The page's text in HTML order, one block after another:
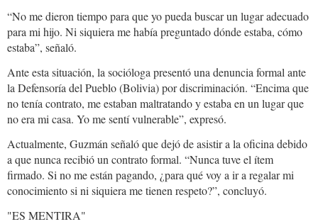
“No me dieron tiempo para que yo pueda buscar un lugar adecuado
para mi hijo. Ni siquiera me había preguntado dónde estaba, cómo
estaba”, señaló.
Ante esta situación, la socióloga presentó una denuncia formal ante
la Defensoría del Pueblo (Bolivia) por discriminación. “Encima que
no tenía contrato, me estaban maltratando y estaba en un lugar que
no era mi casa. Yo me sentí vulnerable”, expresó.
Actualmente, Guzmán señaló que dejó de asistir a la oficina debido
a que nunca recibió un contrato formal. “Nunca tuve el ítem
firmado. Si no me están pagando, ¿para qué voy a ir a regalar mi
conocimiento si ni siquiera me tienen respeto?”, concluyó.
"ES MENTIRA"